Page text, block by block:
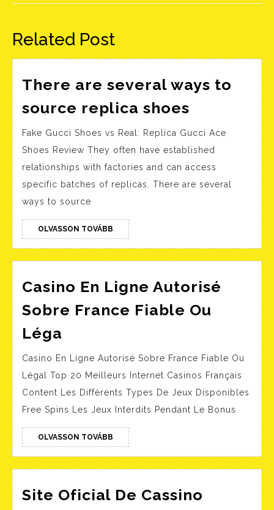
Előző Következő
Related Post
There are several ways to
source replica shoes
several
ways
Fake Gucci Shoes vs Real: Replica Gucci Ace
Shoes Review They often have established
relationships with factories and can access
specific batches of replicas. There are several
ways to source
OLVASSON TOVÁBB OLVASSON
TOVÁBB
Casino En Ligne Autorisé
Sobre France Fiable Ou
Léga
Ligne
Autorisé
Sobre
Fiable
Ou
Léga
Casino En Ligne Autorisé Sobre France Fiable Ou
Légal Top 20 Meilleurs Internet Casinos Français
Content Les Différents Types De Jeux Disponibles
Free Spins Les Jeux Interdits Pendant Le Bonus
OLVASSON TOVÁBB OLVASSON
TOVÁBB
Site Oficial De Cassino